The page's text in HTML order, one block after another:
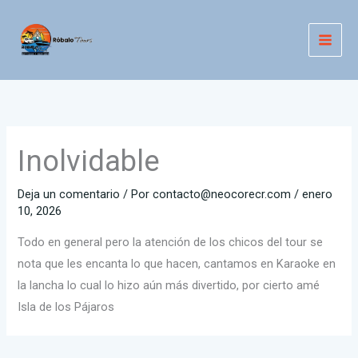
contenido
Inolvidable
Deja un comentario / Porcontacto@neocorecr.com/enero
10, 2026
Todo en general pero la atención de los chicos del tour se
nota que les encanta lo que hacen, cantamos en Karaoke en
la lancha lo cual lo hizo aún más divertido, por cierto amé
Isla de los Pájaros